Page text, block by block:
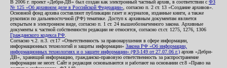
В 2006 г. проект «Дебри-ДВ» был создан как электронный частный архив, в соответствии с ФЗ
№ 125 «Об архивном деле в Российской Федерации» , согласно п. 2 ст. 13 «Создание архивов».
Основной фонд архива составляют публикации газет и журналов, изданные книги, а также
рукописи по дальневосточной (РФ) тематике. Доступ к архивным документам является
открытым в электронном виде, согласно п. 1 ст. 24 вышеобозначенного закона. Архивные
документы к частной собственности редакции не относятся, согласно ст.ст. 1275, 1276, 1306
Гражданского кодекса РФ
Согласно ч.2. п.3. ст.17 «Ответственность за правонарушения в сфере информации,
информационных технологий и защиты информации» Закона РФ «Об информации,
информационных технологиях и о защите информации» (ФЗ-149 от 27.07.06 г.) архив «Дебри-
ДВ», хранящий информацию, гражданско-правовую ответственность за распространение
информации не несет. Сайт и редакция основываются и работают на основании ст.8 «Право на